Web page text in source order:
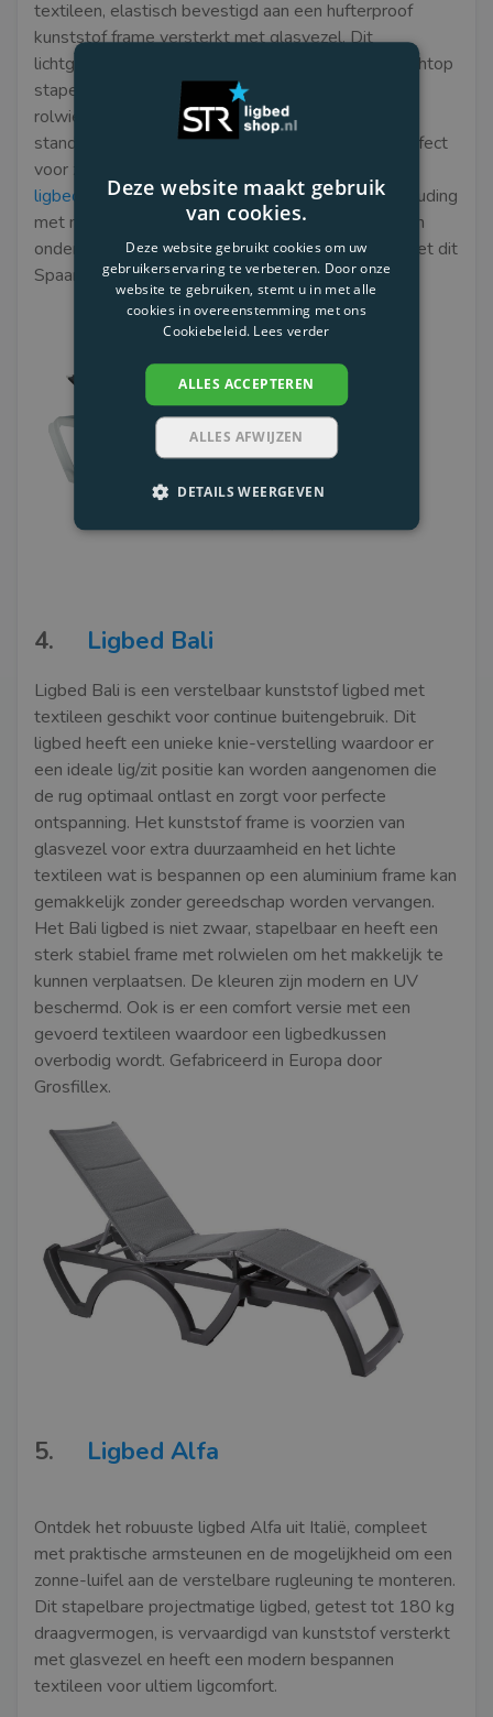
textileen, elastisch bevestigd aan een hufterproof
kunststof frame versterkt met glasvezel. Dit
lichtgewicht ligbed is makkelijk vervangbaar en rechtop
stapelbaar tot wel 27 stuks hoog. Met sterke
rolwielen en een stevige rugsteun, verstelbaar in 5
standen, inclusief geheel plat/vlak, is dit ligbed perfect
voor zwembaden, strandpaviljoens en als
ligbed
. Biedt een uitstekende prijs-kwaliteit verhouding
met moderne UV-beschermde kleuren en praktisch
onderhoud. Geniet van comfort en functionaliteit met dit
Spaanse strandligbed.
4. Ligbed Bali
Ligbed Bali is een verstelbaar kunststof ligbed met
textileen geschikt voor continue buitengebruik. Dit
ligbed heeft een unieke knie-verstelling waardoor er
een ideale lig/zit positie kan worden aangenomen die
de rug optimaal ontlast en zorgt voor perfecte
ontspanning. Het kunststof frame is voorzien van
glasvezel voor extra duurzaamheid en het lichte
textileen wat is bespannen op een aluminium frame kan
gemakkelijk zonder gereedschap worden vervangen.
Het Bali ligbed is niet zwaar, stapelbaar en heeft een
sterk stabiel frame met rolwielen om het makkelijk te
kunnen verplaatsen. De kleuren zijn modern en UV
beschermd. Ook is er een comfort versie met een
gevoerd textileen waardoor een ligbedkussen
overbodig wordt. Gefabriceerd in Europa door
Grosfillex.
5. Ligbed Alfa
Ontdek het robuuste ligbed Alfa uit Italië, compleet
met praktische armsteunen en de mogelijkheid om een
zonne-luifel aan de verstelbare rugleuning te monteren.
Dit stapelbare projectmatige ligbed, getest tot 180 kg
draagvermogen, is vervaardigd van kunststof versterkt
met glasvezel en heeft een modern bespannen
textileen voor ultiem ligcomfort.
Deze website maakt gebruik
van cookies.
Deze website gebruikt cookies om uw
gebruikerservaring te verbeteren. Door onze
website te gebruiken, stemt u in met alle
cookies in overeenstemming met ons
Cookiebeleid. Lees verder
ALLES ACCEPTEREN
ALLES AFWIJZEN
DETAILS WEERGEVEN